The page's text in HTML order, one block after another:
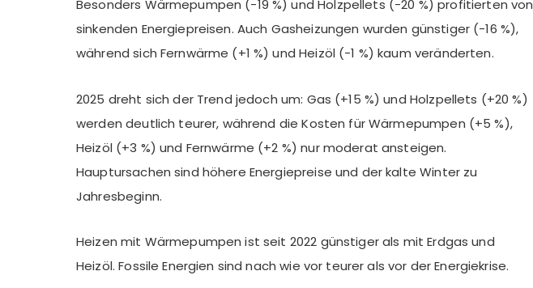
Besonders Wärmepumpen (-19 %) und Holzpellets (-20 %) profitierten von
sinkenden Energiepreisen. Auch Gasheizungen wurden günstiger (-16 %),
während sich Fernwärme (+1 %) und Heizöl (-1 %) kaum veränderten.
2025 dreht sich der Trend jedoch um: Gas (+15 %) und Holzpellets (+20 %)
werden deutlich teurer, während die Kosten für Wärmepumpen (+5 %),
Heizöl (+3 %) und Fernwärme (+2 %) nur moderat ansteigen.
Hauptursachen sind höhere Energiepreise und der kalte Winter zu
Jahresbeginn.
Heizen mit Wärmepumpen ist seit 2022 günstiger als mit Erdgas und
Heizöl. Fossile Energien sind nach wie vor teurer als vor der Energiekrise.